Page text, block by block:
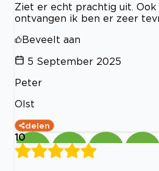
Ziet er echt prachtig uit. Ook
ontvangen ik ben er zeer
Beveelt aan
5 September 2025
Peter
Olst
delen
10